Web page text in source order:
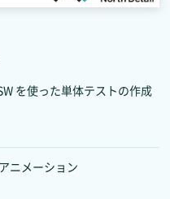
を使った単体テストの作成
ニメーション